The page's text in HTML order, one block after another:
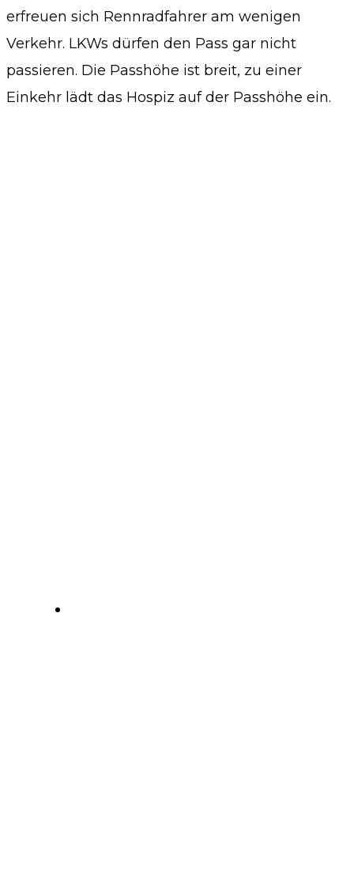
erfreuen sich Rennradfahrer am wenigen
Verkehr. LKWs dürfen den Pass gar nicht
passieren. Die Passhöhe ist breit, zu einer
Einkehr lädt das Hospiz auf der Passhöhe ein.